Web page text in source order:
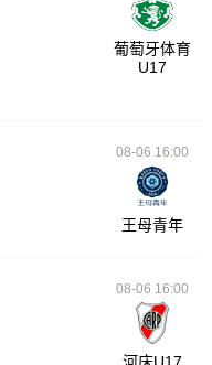
葡萄牙体育
U17
08-06 16:00
王母青年
08-06 16:00